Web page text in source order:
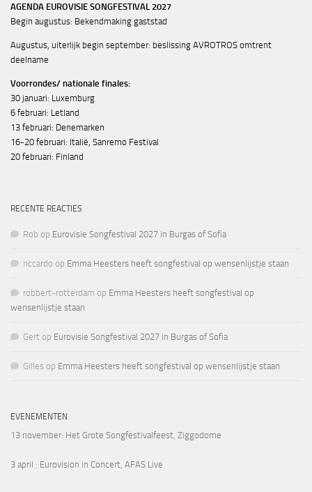
AGENDA EUROVISIE SONGFESTIVAL 2027
Begin augustus: Bekendmaking gaststad
Augustus, uiterlijk begin september: beslissing AVROTROS omtrent
deelname
Voorrondes/ nationale finales:
30 januari: Luxemburg
6 februari: Letland
13 februari: Denemarken
16-20 februari: Italië, Sanremo Festival
20 februari: Finland
RECENTE REACTIES
Rob op Eurovisie Songfestival 2027 in Burgas of Sofia
riccardo op Emma Heesters heeft songfestival op wensenlijstje staan
robbert-rotterdam op Emma Heesters heeft songfestival op
wensenlijstje staan
Gert op Eurovisie Songfestival 2027 in Burgas of Sofia
Gilles op Emma Heesters heeft songfestival op wensenlijstje staan
EVENEMENTEN
13 november: Het Grote Songfestivalfeest, Ziggodome
3 april : Eurovision in Concert, AFAS Live